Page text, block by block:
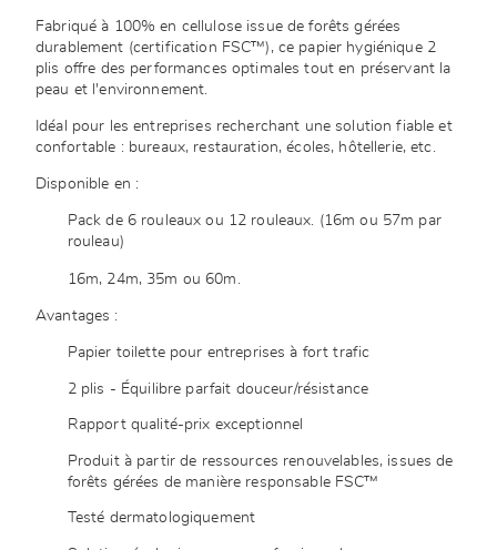
Fabriqué à 100% en cellulose issue de forêts gérées
durablement (certification FSC™), ce papier hygiénique 2
plis offre des performances optimales tout en préservant la
peau et l'environnement.
Idéal pour les entreprises recherchant une solution fiable et
confortable : bureaux, restauration, écoles, hôtellerie, etc.
Disponible en :
Pack de 6 rouleaux ou 12 rouleaux. (16m ou 57m par
rouleau)
16m, 24m, 35m ou 60m.
Avantages :
Papier toilette pour entreprises à fort trafic
2 plis - Équilibre parfait douceur/résistance
Rapport qualité-prix exceptionnel
Produit à partir de ressources renouvelables, issues de
forêts gérées de manière responsable FSC™
Testé dermatologiquement